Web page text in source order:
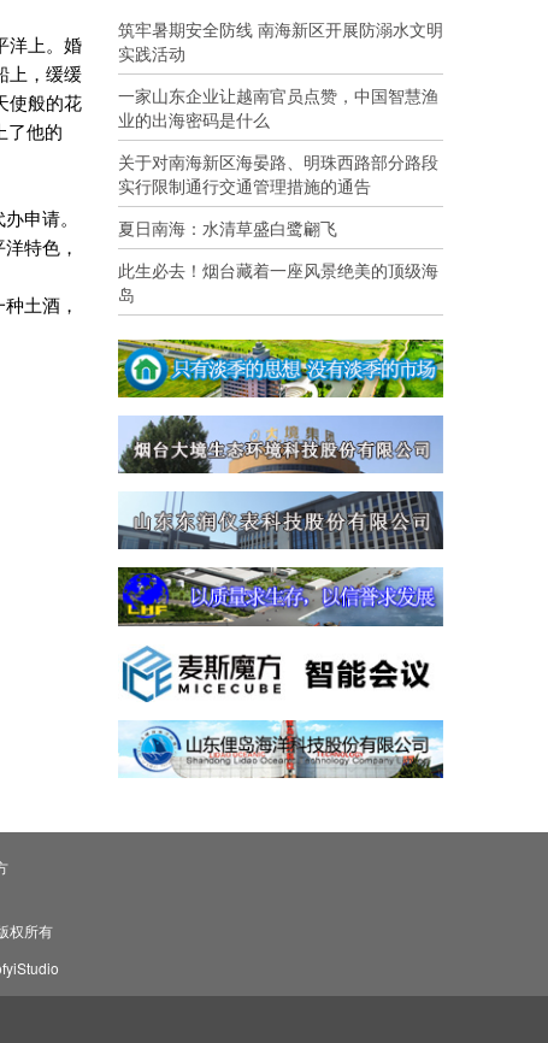
洋上。婚
上，缓缓
使般的花
了他的
申请。
特色，
土酒，
筑牢暑期安全防线 南海新区开展防溺水文明
实践活动
一家山东企业让越南官员点赞，中国智慧渔
业的出海密码是什么
关于对南海新区海晏路、明珠西路部分路段
实行限制通行交通管理措施的通告
夏日南海：水清草盛白鹭翩飞
此生必去！烟台藏着一座风景绝美的顶级海
岛
权所有